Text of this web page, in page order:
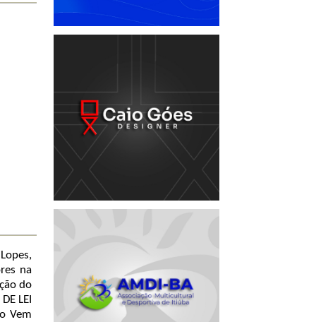
na
do
LEI
Vem